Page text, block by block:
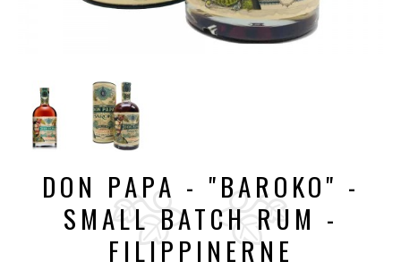
DON PAPA - "BAROKO" -
SMALL BATCH RUM -
FILIPPINERNE